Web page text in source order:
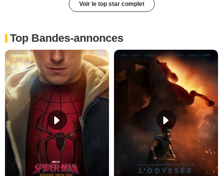
Voir le top star complet
Top Bandes-annonces